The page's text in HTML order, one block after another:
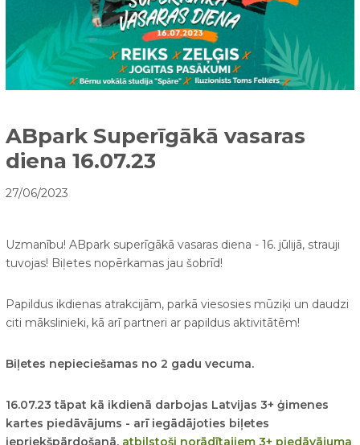
ABpark Superīgākā vasaras
diena 16.07.23
27/06/2023
Uzmanību! ABpark superīgākā vasaras diena - 16. jūlijā, strauji
tuvojas! Biļetes nopērkamas jau šobrīd!
Papildus ikdienas atrakcijām, parkā viesosies mūziķi un daudzi
citi mākslinieki, kā arī partneri ar papildus aktivitātēm!
Biļetes nepieciešamas no 2 gadu vecuma.
16.07.23 tāpat kā ikdienā darbojas Latvijas 3+ ģimenes
kartes piedāvājums - arī iegādājoties biļetes
iepriekšpārdošanā, atbilstoši norādītajiem 3+ piedāvājuma